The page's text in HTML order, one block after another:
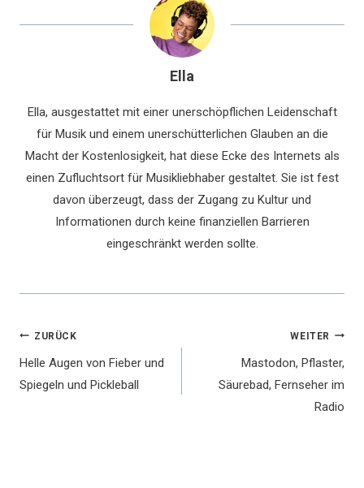
Ella
Ella, ausgestattet mit einer unerschöpflichen Leidenschaft
für Musik und einem unerschütterlichen Glauben an die
Macht der Kostenlosigkeit, hat diese Ecke des Internets als
einen Zufluchtsort für Musikliebhaber gestaltet. Sie ist fest
davon überzeugt, dass der Zugang zu Kultur und
Informationen durch keine finanziellen Barrieren
eingeschränkt werden sollte.
Beitragsnavigation
ZURÜCK
Helle Augen von Fieber und
Spiegeln und Pickleball
WEITER
Mastodon, Pflaster,
Säurebad, Fernseher im
Radio